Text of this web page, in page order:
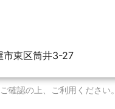
市東区筒井3-27
確認の上、ご利用ください。